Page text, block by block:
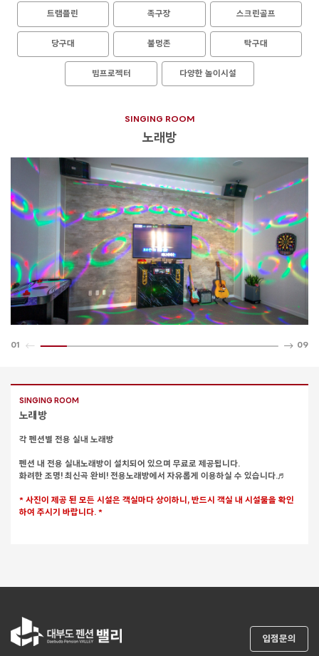
트램플린 족구장 스크린골프
당구대 불멍존 탁구대
빔프로젝터 다양한 놀이시설
SINGING ROOM
노래방
01 09
SINGING ROOM
노래방
각 펜션별 전용 실내 노래방
펜션 내 전용 실내노래방이 설치되어 있으며 무료로 제공됩니다.
화려한 조명! 최신곡 완비! 전용노래방에서 자유롭게 이용하실 수 있습니다.♬​
* 사진이 제공 된 모든 시설은 객실마다 상이하니, 반드시 객실 내 시설물을 확인
하여 주시기 바랍니다. *
입점문의